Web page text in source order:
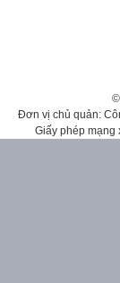
Đơn vị chủ quản:
Giấy phép mạng